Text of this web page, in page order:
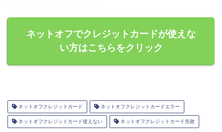
ネットオフでクレジットカードが使えな
い方はこちらをクリック
ネットオフクレジットカード ネットオフクレジットカードエラー
ネットオフクレジットカード使えない ネットオフクレジットカード失敗